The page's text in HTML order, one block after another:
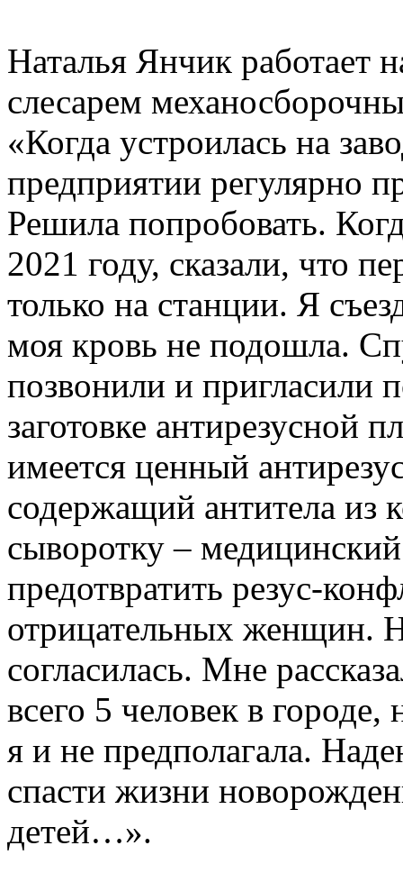
Наталья Янчик работает
слесарем
«Когда устроилась на
предприятии регулярно
Решила попробовать.
2021 году, сказали, что
только на станции. Я
моя кровь не подошла.
позвонили и пригласили
заготовке антирезусной
имеется ценный
содержащий антитела из
сыворотку –
предотвратить резус-
отрицательных женщин.
согласилась. Мне
всего 5 человек в
я и не предполагала.
спасти жизни
детей…».